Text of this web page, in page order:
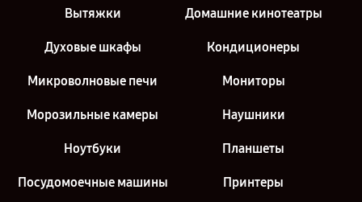
Вытяжки Домашние кинотеатры
Духовые шкафы Кондиционеры
Микроволновые печи Мониторы
Морозильные камеры Наушники
Ноутбуки Планшеты
Посудомоечные машины Принтеры